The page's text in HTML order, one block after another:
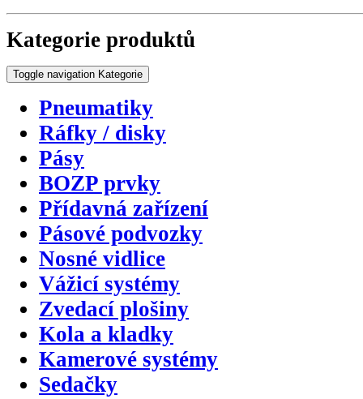
Kategorie produktů
Toggle navigation Kategorie
Pneumatiky
Ráfky / disky
Pásy
BOZP prvky
Přídavná zařízení
Pásové podvozky
Nosné vidlice
Vážicí systémy
Zvedací plošiny
Kola a kladky
Kamerové systémy
Sedačky